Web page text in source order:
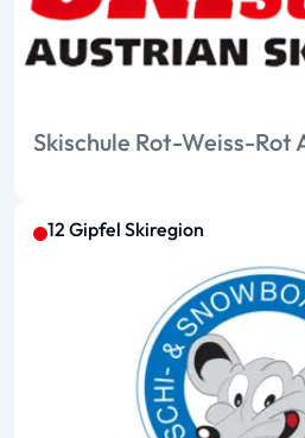
Skischule Rot-Weiss-Rot
12 Gipfel Skiregion